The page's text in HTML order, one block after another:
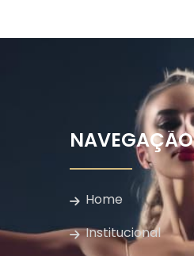
NAVEGAÇÃO
Home
Institucional